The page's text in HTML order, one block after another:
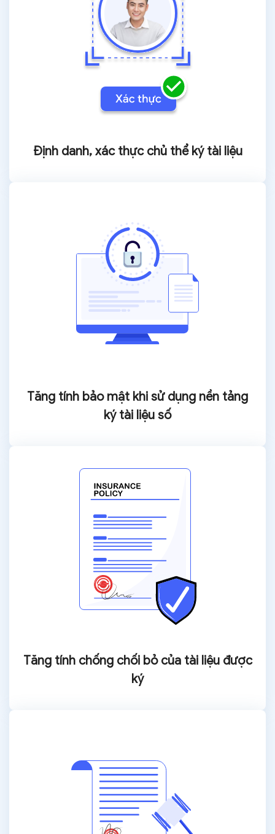
Định danh, xác thực chủ thể ký tài liệu
Tăng tính bảo mật khi sử dụng nền tảng
ký tài liệu số
Tăng tính chống chối bỏ của tài liệu được
ký